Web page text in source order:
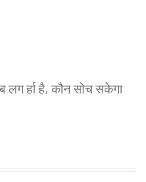
र्हा है, कौन सोच सकेगा